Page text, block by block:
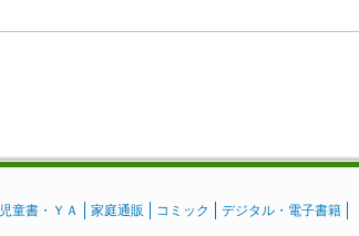
児童書・ＹＡ 家庭通販 コミック デジタル・電子書籍